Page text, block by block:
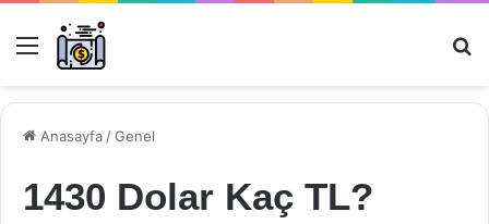
Menü
Anasayfa /Genel
1430 Dolar Kaç TL?